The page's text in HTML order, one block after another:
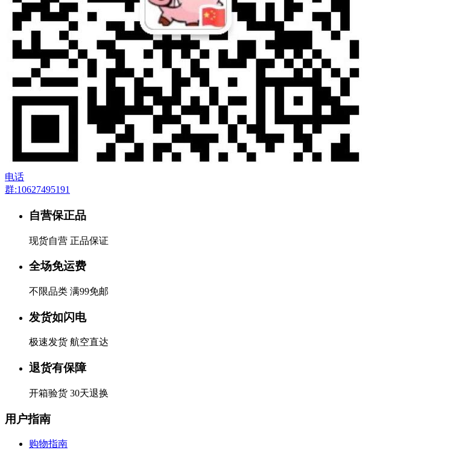
电话
群:10627495191
自营保正品
现货自营 正品保证
全场免运费
不限品类 满99免邮
发货如闪电
极速发货 航空直达
退货有保障
开箱验货 30天退换
用户指南
购物指南